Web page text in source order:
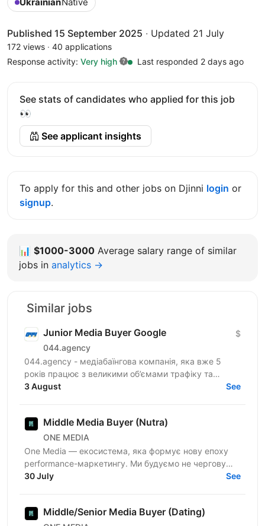
Published 15 September 2025 · Updated 21 July
172 views · 40 applications
Response activity: Very high Last responded 2 days ago
See stats of candidates who applied for this job
👀
See applicant insights
To apply for this and other jobs on Djinni login or
signup.
📊 $1000-3000 Average salary range of similar
jobs in analytics →
Similar jobs
Junior Media Buyer Google
044.agency
$
044.agency - медіабаїнгова компанія, яка вже 5
років працює з великими об’ємами трафіку та
топовими оферами ринку. За цей час змогли
3 August See
Middle Media Buyer (Nutra)
ONE MEDIA
One Media — екосистема, яка формує нову епоху
performance-маркетингу. Ми будуємо не чергову
арбітражну команду — ми створюємо повноцінну
30 July See
Middle/Senior Media Buyer (Dating)